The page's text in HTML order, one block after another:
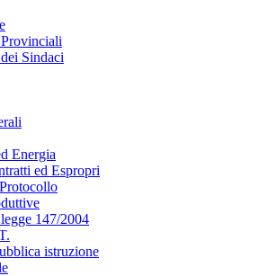
Sindaci
Energia
ed Espropri
147/2004
istruzione